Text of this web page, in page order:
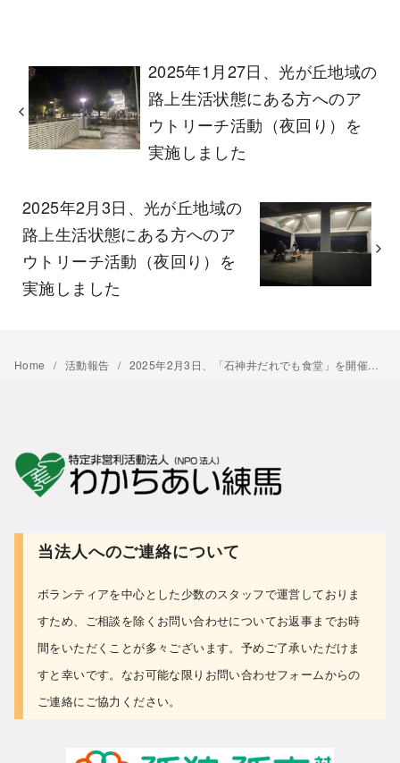
2025年1月27日、光が丘地域の
路上生活状態にある方へのア
ウトリーチ活動（夜回り）を
実施しました
2025年2月3日、光が丘地域の
路上生活状態にある方へのア
ウトリーチ活動（夜回り）を
実施しました
Home 活動報告 2025年2月3日、「石神井だれでも食堂」を開催しました
当法人へのご連絡について
ボランティアを中心とした少数のスタッフで運営しておりま
すため、ご相談を除くお問い合わせについてお返事までお時
間をいただくことが多々ございます。予めご了承いただけま
すと幸いです。なお可能な限り お問い合わせフォームからの
ご連絡にご協力ください。